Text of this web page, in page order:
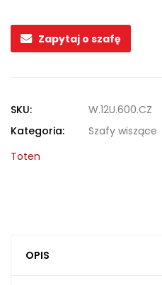
Zapytaj o szafę
SKU:
W.12U.600.CZ
Kategoria:
Szafy wiszące
Toten
OPIS